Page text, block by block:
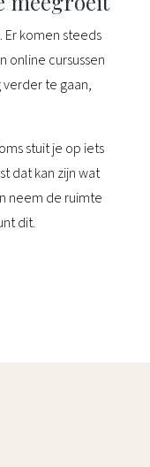
komen steeds
online cursussen
te gaan,
stuit je op iets
dat kan zijn wat
neem de ruimte
dit.